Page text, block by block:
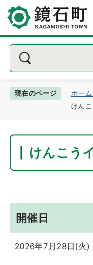
現在のページ ホーム
けん
けんこう
開催日
2026年7月28日(火)